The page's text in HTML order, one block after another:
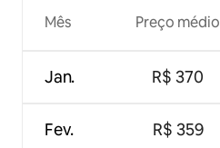
Mês
Jan.
Fev.
Preço médio
R$ 370
R$ 359